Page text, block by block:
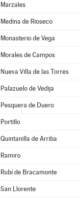
Marzales
Medina de Rioseco
Monasterio de Vega
Morales de Campos
Nueva Villa de las Torres
Palazuelo de Vedija
Pesquera de Duero
Portillo
Quintanilla de Arriba
Ramiro
Rubí de Bracamonte
San Llorente